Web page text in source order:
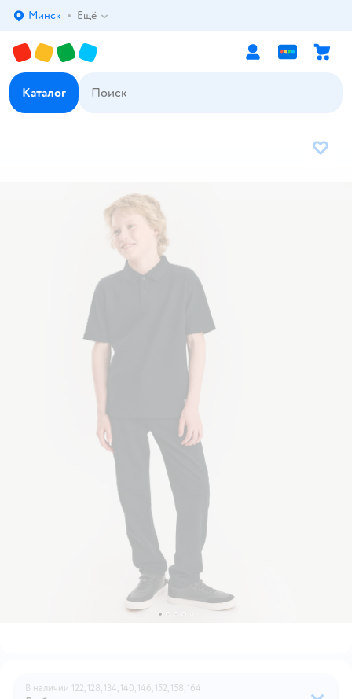
Выбор адреса доставки.
Минск Ещё
Каталог
В
В наличии 122, 128, 134, 140, 146, 152, 158, 164